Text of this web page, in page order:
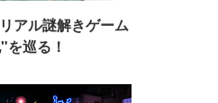
アル謎解きゲーム
巡る！